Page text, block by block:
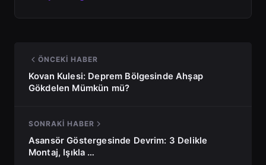
ÖNCEKI HABER
Kovan Kulesi: Deprem Bölgesinde Ahşap
Gökdelen Mümkün mü?
SONRAKI HABER
Asansör Göstergesinde Devrim: 3 Delikle
Montaj, Işıkla …